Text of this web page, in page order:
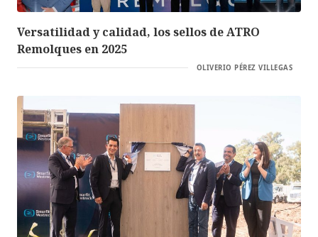
Versatilidad y calidad, los sellos de ATRO
Remolques en 2025
OLIVERIO PÉREZ VILLEGAS